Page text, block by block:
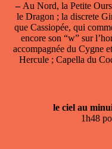
–Au Nord, la Petite
le Dragon ; la discrete
que Cassiopée, qui
encore son “w” sur
accompagnée du Cygne
Hercule ; Capella du
le ciel au
1h48